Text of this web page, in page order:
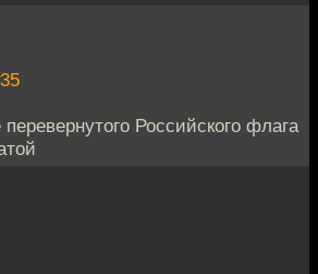
Российского флага